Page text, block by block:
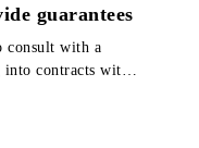
guarantees
consult with a
contracts with